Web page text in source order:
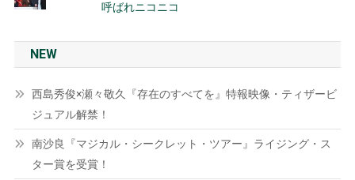
呼ばれニコニコ
NEW
西島秀俊×瀬々敬久『存在のすべてを』特報映像・ティザービ
ジュアル解禁！
南沙良『マジカル・シークレット・ツアー』ライジング・ス
ター賞を受賞！